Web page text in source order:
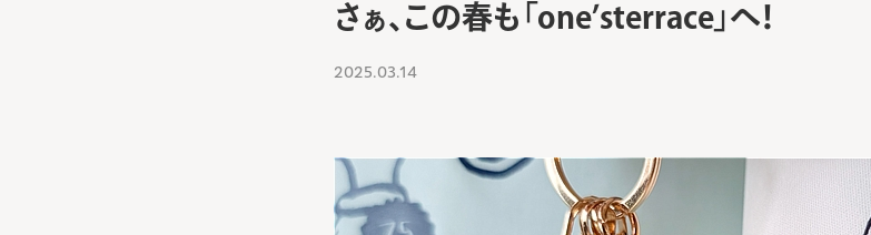
さぁ、この春も「one’sterrace」へ！
2025.03.14